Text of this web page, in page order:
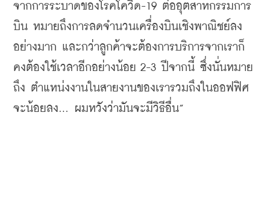
จากการระบาดของโรคโควิด-19 ต่ออุตสาหกรรมการ
บิน หมายถึงการลดจำนวนเครื่องบินเชิงพาณิชย์ลง
อย่างมาก และกว่าลูกค้าจะต้องการบริการจากเราก็
คงต้องใช้เวลาอีกอย่างน้อย 2-3 ปีจากนี้ ซึ่งนั่นหมาย
ถึง ตำแหน่งงานในสายงานของเรารวมถึงในออฟฟิศ
จะน้อยลง... ผมหวังว่ามันจะมีวิธีอื่น”